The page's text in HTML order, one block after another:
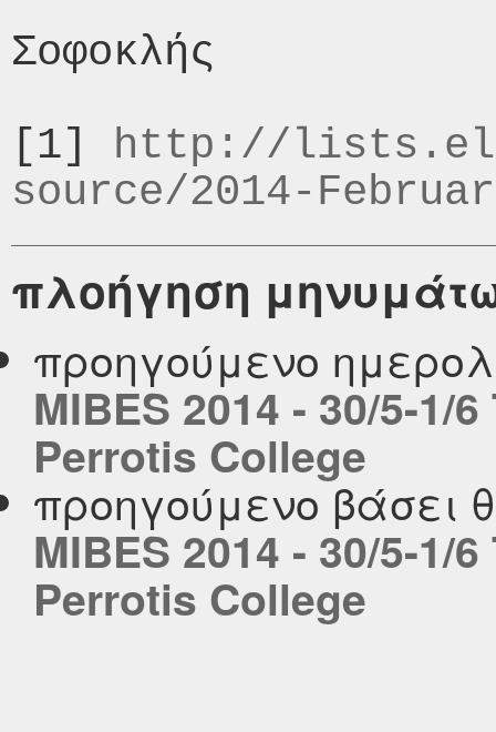
Σοφοκλής
[1] http://
source/2014-
πλοήγηση
προηγούμενο
MIBES 2014 - 30/5-1/
Perrotis College
προηγούμενο βάσει
MIBES 2014 - 30/5-1/
Perrotis College